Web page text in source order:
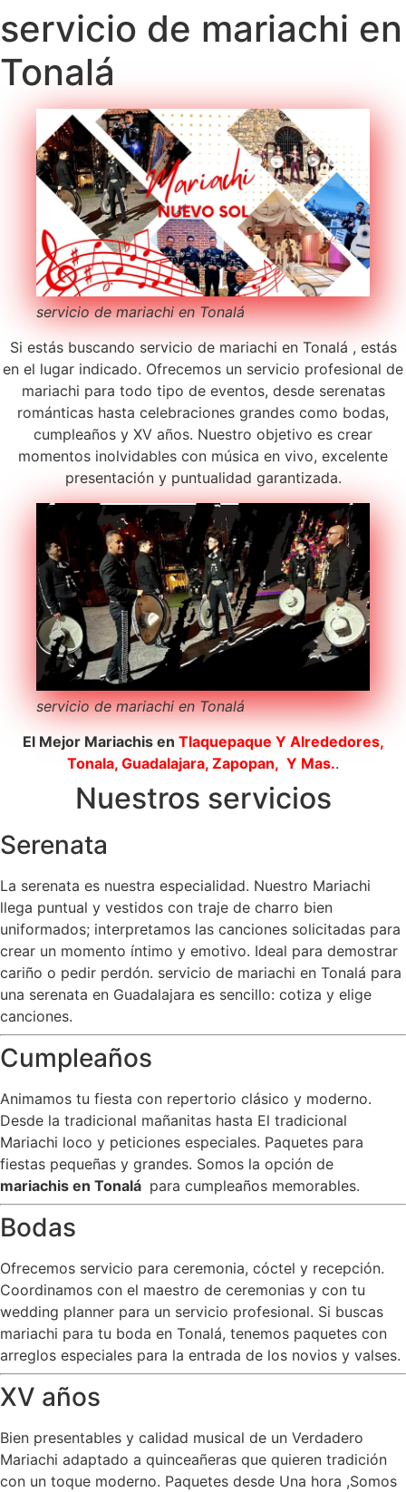
servicio de mariachi en
Tonalá
servicio de mariachi en Tonalá
Si estás buscando servicio de mariachi en Tonalá , estás
en el lugar indicado. Ofrecemos un servicio profesional de
mariachi para todo tipo de eventos, desde serenatas
románticas hasta celebraciones grandes como bodas,
cumpleaños y XV años. Nuestro objetivo es crear
momentos inolvidables con música en vivo, excelente
presentación y puntualidad garantizada.
servicio de mariachi en Tonalá
El Mejor Mariachis en Tlaquepaque Y Alrededores,
Tonala, Guadalajara, Zapopan, Y Mas..
Nuestros servicios
Serenata
La serenata es nuestra especialidad. Nuestro Mariachi
llega puntual y vestidos con traje de charro bien
uniformados; interpretamos las canciones solicitadas para
crear un momento íntimo y emotivo. Ideal para demostrar
cariño o pedir perdón. servicio de mariachi en Tonalá para
una serenata en Guadalajara es sencillo: cotiza y elige
canciones.
Cumpleaños
Animamos tu fiesta con repertorio clásico y moderno.
Desde la tradicional mañanitas hasta El tradicional
Mariachi loco y peticiones especiales. Paquetes para
fiestas pequeñas y grandes. Somos la opción de
mariachis en Tonalá para cumpleaños memorables.
Bodas
Ofrecemos servicio para ceremonia, cóctel y recepción.
Coordinamos con el maestro de ceremonias y con tu
wedding planner para un servicio profesional. Si buscas
mariachi para tu boda en Tonalá, tenemos paquetes con
arreglos especiales para la entrada de los novios y valses.
XV años
Bien presentables y calidad musical de un Verdadero
Mariachi adaptado a quinceañeras que quieren tradición
con un toque moderno. Paquetes desde Una hora ,Somos